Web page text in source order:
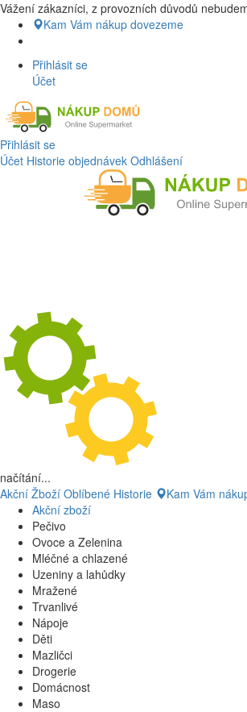
Nákup
Vážení zákazníci, z provozních důvodů
Kam Vám nákup dovezeme
Přihlásit se
Účet
Přihlásit se
Účet Historie objednávek Odhlášení
načítání...
Akční Žboží Oblíbené Historie
Kam Vám
Akční zboží
Pečivo
Ovoce a Zelenina
Mléčné a chlazené
Uzeniny a lahůdky
Mražené
Trvanlivé
Nápoje
Děti
Mazličci
Drogerie
Domácnost
Maso